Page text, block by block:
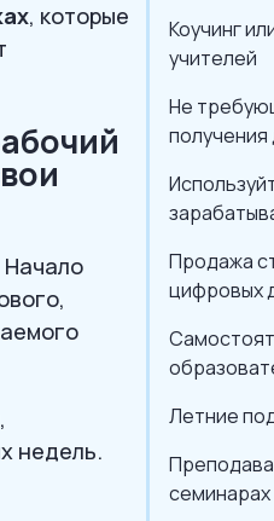
, которые
Начало
недель.
Коучинг
учителей
Не
Продажа
цифровых
Летние
семинарах